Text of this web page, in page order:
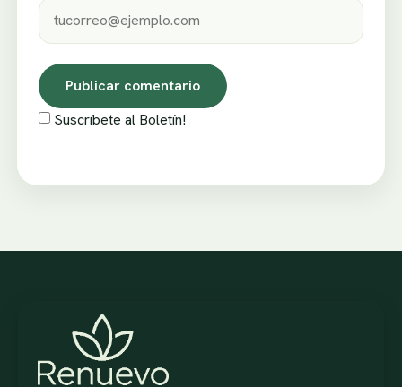
Suscríbete al Boletín!